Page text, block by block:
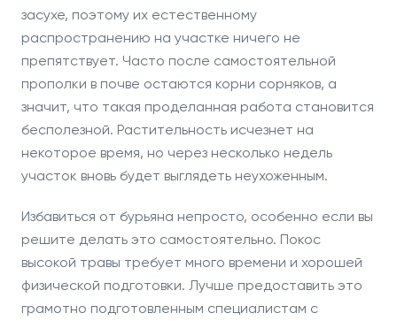
засухе, поэтому их естественному
распространению на участке ничего не
препятствует. Часто после самостоятельной
прополки в почве остаются корни сорняков, а
значит, что такая проделанная работа становится
бесполезной. Растительность исчезнет на
некоторое время, но через несколько недель
участок вновь будет выглядеть неухоженным.
Избавиться от бурьяна непросто, особенно если вы
решите делать это самостоятельно. Покос
высокой травы требует много времени и хорошей
физической подготовки. Лучше предоставить это
грамотно подготовленным специалистам с